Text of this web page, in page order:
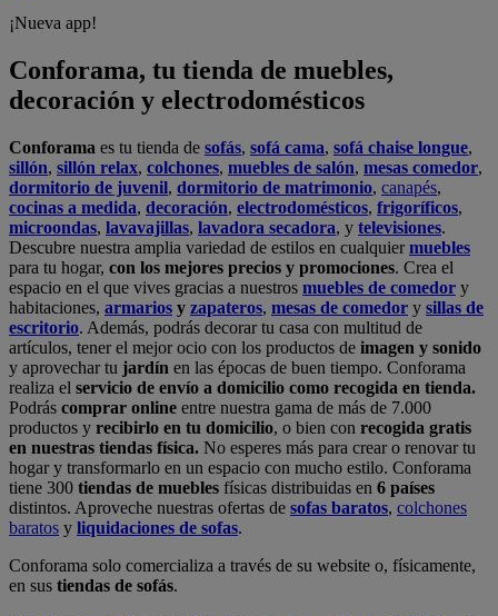
¡Nueva app!
Conforama, tu tienda de muebles,
decoración y electrodomésticos
Conforama es tu tienda de sofás, sofá cama, sofá chaise longue,
sillón, sillón relax, colchones, muebles de salón, mesas comedor,
dormitorio de juvenil, dormitorio de matrimonio, canapés,
cocinas a medida, decoración, electrodomésticos, frigoríficos,
microondas, lavavajillas, lavadora secadora, y televisiones.
Descubre nuestra amplia variedad de estilos en cualquiermuebles
para tu hogar, con los mejores precios y promociones. Crea el
espacio en el que vives gracias a nuestros muebles de comedor y
habitaciones, armarios y zapateros, mesas de comedor y sillas de
escritorio. Además, podrás decorar tu casa con multitud de
artículos, tener el mejor ocio con los productos de imagen y sonido
y aprovechar tu jardín en las épocas de buen tiempo. Conforama
realiza el servicio de envío a domicilio como recogida en tienda.
Podrás comprar online entre nuestra gama de más de 7.000
productos y recibirlo en tu domicilio, o bien con recogida gratis
en nuestras tiendas física. No esperes más para crear o renovar tu
hogar y transformarlo en un espacio con mucho estilo. Conforama
tiene 300 tiendas de muebles físicas distribuidas en 6 países
distintos. Aproveche nuestras ofertas de sofas baratos, colchones
baratos y liquidaciones de sofas.
Conforama solo comercializa a través de su website o, físicamente,
en sus tiendas de sofás.